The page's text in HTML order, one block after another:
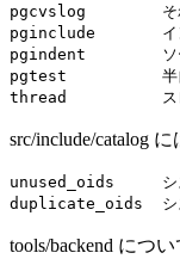
pgcvslog        それぞ
pginclude       イン
pgindent        ソース
pgtest          半自動
src/include/catalog
unused_oids     シス
tools/backend につ